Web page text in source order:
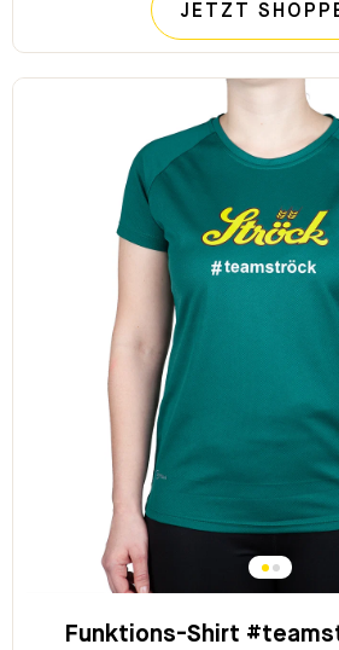
JETZT
Funktions-Shirt